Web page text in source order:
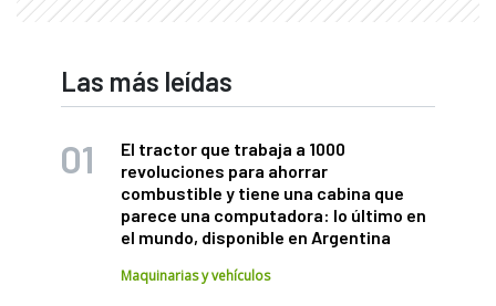
Las más leídas
El tractor que trabaja a 1000
revoluciones para ahorrar
combustible y tiene una cabina que
parece una computadora: lo último en
el mundo, disponible en Argentina
Maquinarias y vehículos